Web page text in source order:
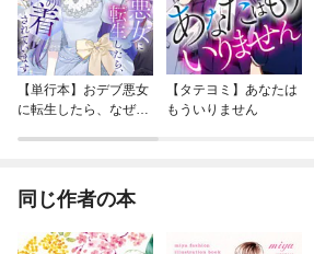
【単行本】おデブ悪女
に転生したら、なぜか
【タテヨミ】あなたは
もういりません
同じ作者の本